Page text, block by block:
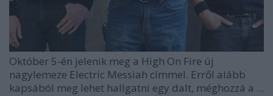
Október 5-én jelenik meg a High On Fire új
nagylemeze Electric Messiah címmel. Erről alább
kapsából meg lehet hallgatni egy dalt, méghozzá a ...